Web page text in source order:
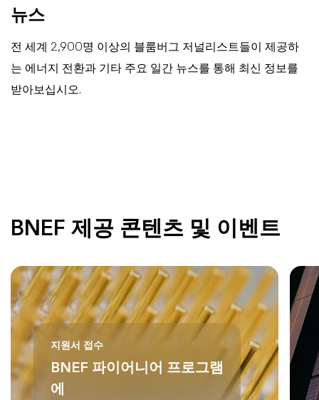
뉴스
전 세계 2,900명 이상의 블룸버그 저널리스트들이 제공하
는 에너지 전환과 기타 주요 일간 뉴스를 통해 최신 정보를
받아보십시오.
BNEF 제공 콘텐츠 및 이벤트
지원서 접수
BNEF 파이어니어 프로그램
에